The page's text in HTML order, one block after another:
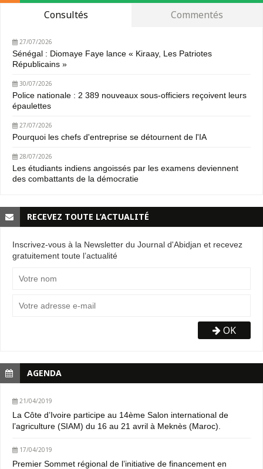
Consultés Commentés
27/07/2026
Sénégal : Diomaye Faye lance « Kiraay, Les Patriotes
Républicains »
30/07/2026
Police nationale : 2 389 nouveaux sous-officiers reçoivent leurs
épaulettes
27/07/2026
Pourquoi les chefs d'entreprise se détournent de l'IA
28/07/2026
Les étudiants indiens angoissés par les examens deviennent
des combattants de la démocratie
RECEVEZ TOUTE L’ACTUALITÉ
Inscrivez-vous à la Newsletter du Journal d'Abidjan et recevez
gratuitement toute l’actualité
OK
AGENDA
21/04/2019
La Côte d’Ivoire participe au 14ème Salon international de
l’agriculture (SIAM) du 16 au 21 avril à Meknès (Maroc).
17/04/2019
Premier Sommet régional de l’initiative de financement en